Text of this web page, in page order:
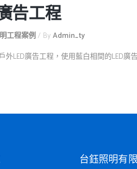
告工程
工程案例 By Admin_ty
外LED廣告工程，使用藍白相間的LED
台鈺照明有